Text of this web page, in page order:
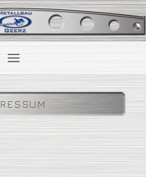
RESSUM